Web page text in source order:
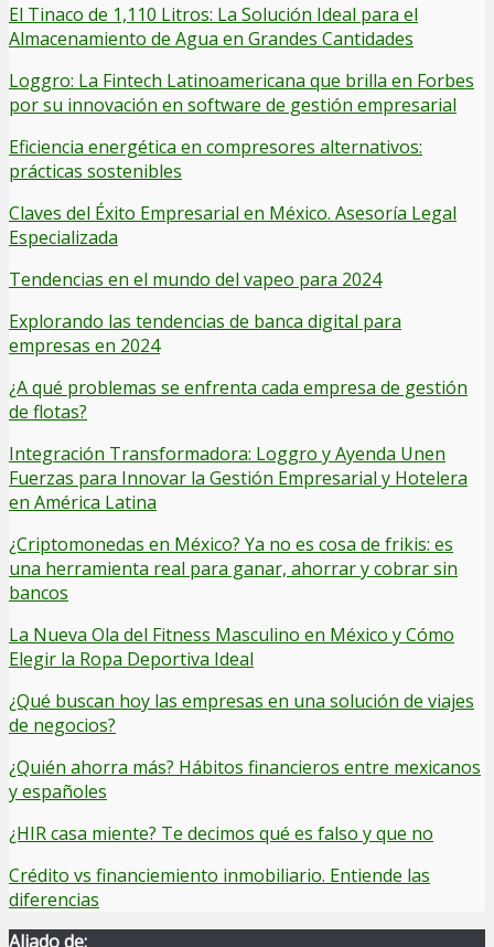
El Tinaco de 1,110 Litros: La Solución Ideal para el
Almacenamiento de Agua en Grandes Cantidades
Loggro: La Fintech Latinoamericana que brilla en Forbes
por su innovación en software de gestión empresarial
Eficiencia energética en compresores alternativos:
prácticas sostenibles
Claves del Éxito Empresarial en México. Asesoría Legal
Especializada
Tendencias en el mundo del vapeo para 2024
Explorando las tendencias de banca digital para
empresas en 2024
¿A qué problemas se enfrenta cada empresa de gestión
de flotas?
Integración Transformadora: Loggro y Ayenda Unen
Fuerzas para Innovar la Gestión Empresarial y Hotelera
en América Latina
¿Criptomonedas en México? Ya no es cosa de frikis: es
una herramienta real para ganar, ahorrar y cobrar sin
bancos
La Nueva Ola del Fitness Masculino en México y Cómo
Elegir la Ropa Deportiva Ideal
¿Qué buscan hoy las empresas en una solución de viajes
de negocios?
¿Quién ahorra más? Hábitos financieros entre mexicanos
y españoles
¿HIR casa miente? Te decimos qué es falso y que no
Crédito vs financiemiento inmobiliario. Entiende las
diferencias
Aliado de: